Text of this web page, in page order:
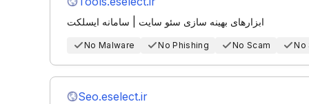
ابزارهای بهینه سازی سئو سایت | سامانه ایسلکت
No Malware No Phishing No Scam No
Seo.eselect.ir